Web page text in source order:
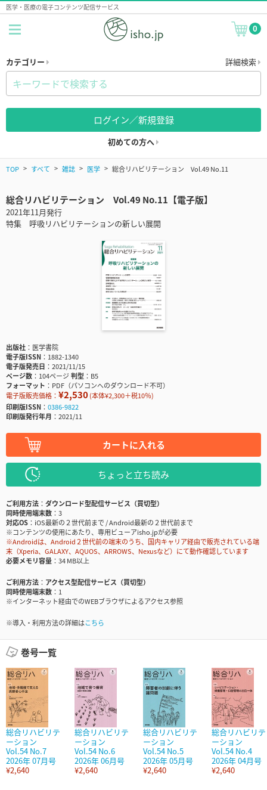
医学・医療の電子コンテンツ配信サービス
0
カテゴリー 詳細検索
ログイン／新規登録
初めての方へ
TOP すべて 雑誌 医学 総合リハビリテーション Vol.49 No.11
総合リハビリテーション Vol.49 No.11【電子版】
2021年11月発行
特集 呼吸リハビリテーションの新しい展開
出版社
医学書院
電子版ISSN
1882-1340
電子版発売日
2021/11/15
ページ数
104ページ判型
B5
フォーマット
PDF（パソコンへのダウンロード不可）
電子版販売価格： ¥2,530(本体¥2,300＋税10％)
印刷版ISSN
0386-9822
印刷版発行年月
2021/11
カートに入れる
ちょっと立ち読み
ご利用方法
ダウンロード型配信サービス（買切型）
同時使用端末数
3
対応OS
iOS最新の２世代前まで / Android最新の２世代前まで
※コンテンツの使用にあたり、専用ビューアisho.jpが必要
※Androidは、Android２世代前の端末のうち、国内キャリア経由で販売されている端
末（Xperia、GALAXY、AQUOS、ARROWS、Nexusなど）にて動作確認しています
必要メモリ容量
34 MB以上
ご利用方法
アクセス型配信サービス（買切型）
同時使用端末数
1
※インターネット経由でのWEBブラウザによるアクセス参照
※導入・利用方法の詳細はこちら
巻号一覧
総合リハビリテ
ーション
Vol.54 No.7
2026年 07月号
¥2,640
総合リハビリテ
ーション
Vol.54 No.6
2026年 06月号
¥2,640
総合リハビリテ
ーション
Vol.54 No.5
2026年 05月号
¥2,640
総合リハビリテ
ーション
Vol.54 No.4
2026年 04月号
¥2,640